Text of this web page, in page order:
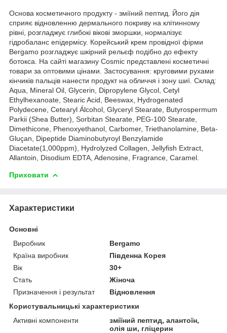
Основа косметичного продукту - зміїний пептид. Його дія
сприяє відновленню дермального покриву на клітинному
рівні, розгладжує глибокі вікові зморшки, нормалізує
гідробаланс епідермісу. Корейський крем провідної фірми
Bergamo розгладжує шкірний рельєф подібно до ефекту
ботокса. На сайті магазину Cosmic представлені косметичні
товари за оптовими цінами. Застосування: круговими рухами
кінчиків пальців нанести продукт на обличчя і зону шиї. Склад:
Aqua, Mineral Oil, Glycerin, Dipropylene Glycol, Cetyl
Ethylhexanoate, Stearic Acid, Beeswax, Hydrogenated
Polydecene, Cetearyl Álcohol, Glyceryl Stearate, Butyrospermum
Parkii (Shea Butter), Sorbitan Stearate, PEG-100 Stearate,
Dimethicone, Phenoxyethanol, Carbomer, Triethanolamine, Beta-
Gluçan, Dipeptide Diaminobutyroyl Benzylamide
Diacetate(1,000ppm), Hydrolyzed Collagen, Jellyfish Extract,
Allantoin, Disodium EDTA, Adenosine, Fragrance, Caramel.
Приховати
Характеристики
Основні
Виробник
Bergamo
Країна виробник
Південна Корея
Вік
30+
Стать
Жіноча
Призначення і результат
Відновлення
Користувальницькі характеристики
Активні компоненти
зміїний пептид, алантоїн,
олія ши, гліцерин